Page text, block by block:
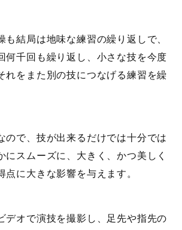
も結局は地味な練習の繰り返しで、
何千回も繰り返し、小さな技を今度
れをまた別の技につなげる練習を繰
ので、技が出来るだけでは十分では
にスムーズに、大きく、かつ美しく
点に大きな影響を与えます。
デオで演技を撮影し、足先や指先の